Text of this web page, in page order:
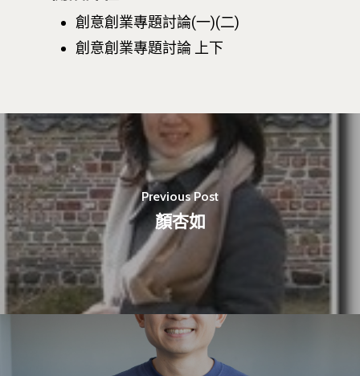
創意創業專題討論(一)(二)
創意創業專題討論 上下
Previous Post
顏杏如